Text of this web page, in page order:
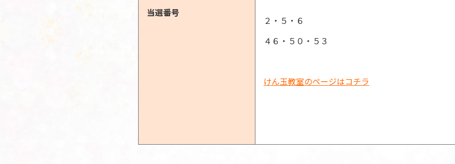
当選番号
２・５・６
４６・５０・５３
けん玉教室のページはコチラ